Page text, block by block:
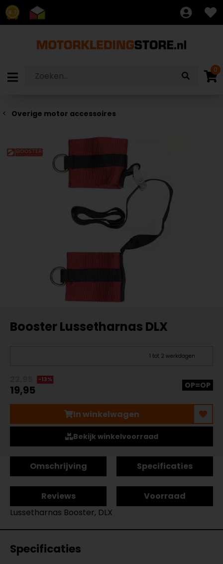
8.7
0
Overige motor accessoires
Booster Lussetharnas DLX
1 tot 2 werkdagen
-13%
19,95 OP=OP
In winkelwagen
Bekijk winkelvoorraad
Omschrijving Specificaties
Reviews
Voorraad
Lussetharnas Booster, DLX
Specificaties